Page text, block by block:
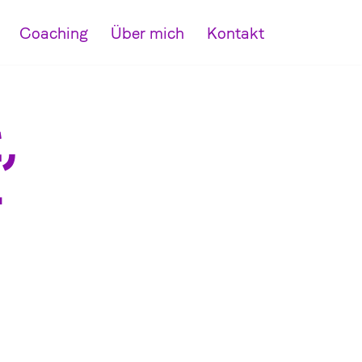
Coaching Über mich Kontakt